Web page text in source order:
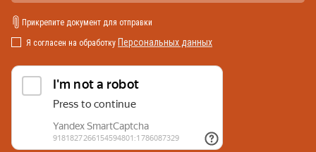
Прикрепите документ для отправки
Я согласен на обработку Персональных данных